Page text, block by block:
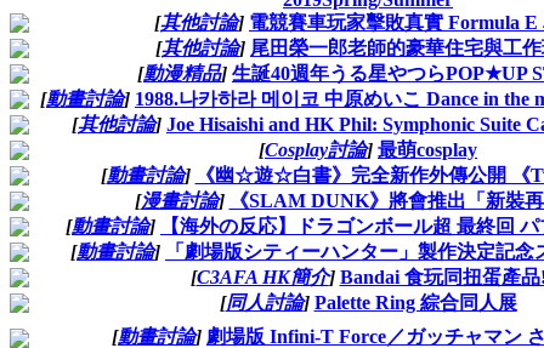
[其他討論] 電競賽車玩家擊敗真實 Formula E
[其他討論] 尾田榮一郎老師的豪華住宅與工
[動漫精品] 生誕40週年うる星やつらPOP★UP
[動畫討論] 1988.나카하라 메이코 中原めいこ Dance in the
[其他討論] Joe Hisaishi and HK Phil: Symphonic Suite
[Cosplay討論] 最萌cosplay
[動畫討論]
《幽☆遊☆白書》完全新作外傳公開 《
[漫畫討論]
《SLAM DUNK》將會推出「新裝
[動畫討論]
【海外の反応】ドラゴンボール超 最終回
[動畫討論]
「劇場版シティーハンター」製作決定記念
[C3AFA HK簡介] Bandai 食玩同扭蛋產品
[同人討論] Palette Ring 綜合同人展
[動畫討論] 劇場版 Infini-T Force／ガッチャマン